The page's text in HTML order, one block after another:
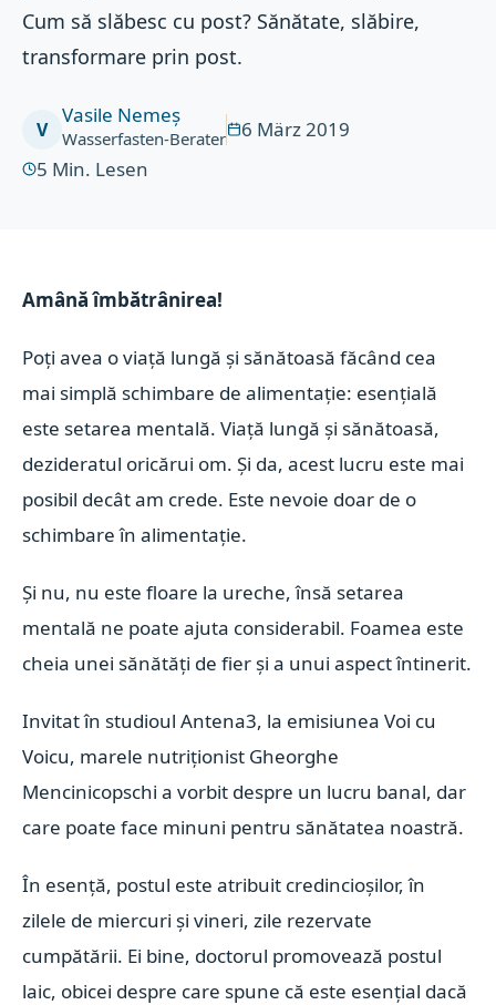
Cum să slăbesc cu post? Sănătate, slăbire,
transformare prin post.
V
Vasile Nemeș
Wasserfasten-Berater
6 März 2019
5 Min. Lesen
Amână îmbătrânirea!
Poți avea o viață lungă și sănătoasă făcând cea
mai simplă schimbare de alimentație: esențială
este setarea mentală.Viață lungă și sănătoasă,
dezideratul oricărui om. Și da, acest lucru este mai
posibil decât am crede. Este nevoie doar de o
schimbare în alimentație.
Și nu, nu este floare la ureche, însă setarea
mentală ne poate ajuta considerabil. Foamea este
cheia unei sănătăți de fier și a unui aspect întinerit.
Invitat în studioul Antena3, la emisiunea Voi cu
Voicu, marele nutriționist Gheorghe
Mencinicopschi a vorbit despre un lucru banal, dar
care poate face minuni pentru sănătatea noastră.
În esență, postul este atribuit credincioșilor, în
zilele de miercuri și vineri, zile rezervate
cumpătării. Ei bine, doctorul promovează postul
laic, obicei despre care spune că este esențial dacă